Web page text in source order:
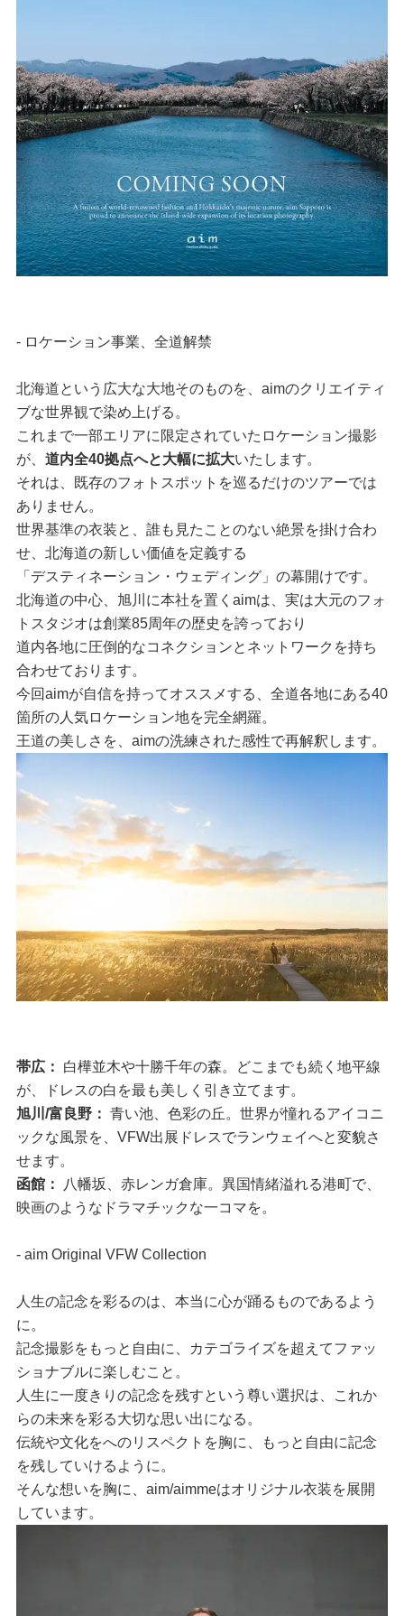
- ロケーション事業、全道解禁
北海道という広大な大地そのものを、aimのクリエイティ
ブな世界観で染め上げる。
これまで一部エリアに限定されていたロケーション撮影
が、 道内全40拠点へと大幅に拡大いたします。
それは、既存のフォトスポットを巡るだけのツアーでは
ありません。
世界基準の衣装と、誰も見たことのない絶景を掛け合わ
せ、北海道の新しい価値を定義する
「デスティネーション・ウェディング」の幕開けです。
北海道の中心、旭川に本社を置くaimは、実は大元のフォ
トスタジオは創業85周年の歴史を誇っており
道内各地に圧倒的なコネクションとネットワークを持ち
合わせております。
今回aimが自信を持ってオススメする、全道各地にある40
箇所の人気ロケーション地を完全網羅。
王道の美しさを、aimの洗練された感性で再解釈します。
帯広：
白樺並木や十勝千年の森。どこまでも続く地平線
が、ドレスの白を最も美しく引き立てます。
旭川/富良野： 青い池、色彩の丘。世界が憧れるアイコニ
ックな風景を、VFW出展ドレスでランウェイへと変貌さ
せます。
函館：
八幡坂、赤レンガ倉庫。異国情緒溢れる港町で、
映画のようなドラマチックな一コマを。
- aim Original VFW Collection
人生の記念を彩るのは、本当に心が踊るものであるよう
に。
記念撮影をもっと自由に、カテゴライズを超えてファッ
ショナブルに楽しむこと。
人生に一度きりの記念を残すという尊い選択は、これか
らの未来を彩る大切な思い出になる。
伝統や文化をへのリスペクトを胸に、もっと自由に記念
を残していけるように。
そんな想いを胸に、aim/aimmeはオリジナル衣装を展開
しています。